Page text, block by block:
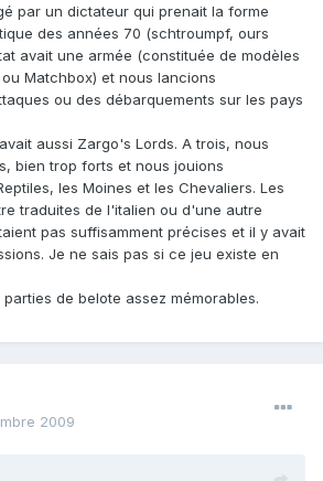
par un dictateur qui prenait la forme
des années 70 (schtroumpf, ours
avait une armée (constituée de modèles
Matchbox) et nous lancions
ou des débarquements sur les pays
aussi Zargo's Lords. A trois, nous
bien trop forts et nous jouions
les Moines et les Chevaliers. Les
traduites de l'italien ou d'une autre
pas suffisamment précises et il y avait
Je ne sais pas si ce jeu existe en
de belote assez mémorables.
2009